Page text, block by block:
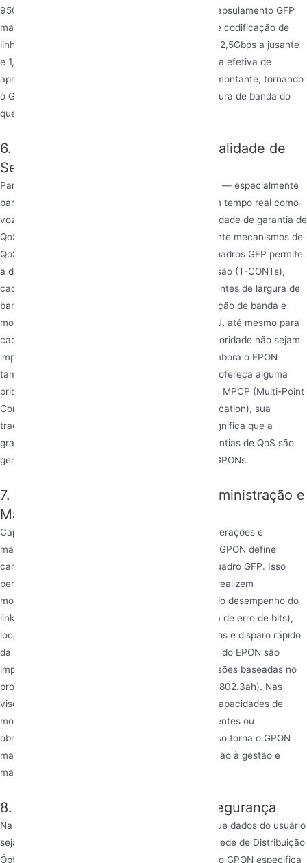
950Mbps. O GPON utiliza embaralhamento e encapsulamento GFP
mais eficientes, resultando em maior eficiência de codificação de
linha e menor sobrecarga. Suas taxas de linha de 2,5Gbps a jusante
e 1,25Gbps a montante fornecem largura de banda efetiva de
aproximadamente 2,2Gbps a jusante e 1,1Gbps a montante, tornando
o GPON significativamente mais eficiente em largura de banda do
que o EPON.
6. Mecanismos de Garantia de Qualidade de
Serviço (QoS)
Para cenários que exigem priorização de serviços — especialmente
para garantir o desempenho fluido de serviços em tempo real como
voz, jogos online e videoconferências — a capacidade de garantia de
QoS é fundamental. O GPON integra profundamente mecanismos de
QoS desde seu projeto inicial. Sua estrutura de quadros GFP permite
a definição de múltiplos Contêineres de Transmissão (T-CONTs),
cada um configurável com parâmetros independentes de largura de
banda e níveis de QoS. O OLT pode realizar alocação de banda e
modelagem de tráfego detalhadas para cada ONU, até mesmo para
cada T-CONT, garantindo que serviços de alta prioridade não sejam
impactados pelo tráfego de dados em rajadas. Embora o EPON
também gerencie a largura de banda upstream e ofereça alguma
priorização de serviços por meio dos mecanismos MPCP (Multi-Point
Control Protocol) e DBA (Dynamic Bandwidth Allocation), sua
tradição de "best-effort" baseada em Ethernet significa que a
granularidade, força e determinismo de suas garantias de QoS são
geralmente considerados mais fracos do que os GPONs.
7. Capacidades de Operações, Administração e
Manutenção (OAM)
Capacidades robustas de OAM são a base das operações e
manutenção de rede de nível operador. O padrão GPON define
campos OAM ricos embutidos no cabeçalho do quadro GFP. Isso
permite que sistemas de gerenciamento de rede realizem
monitoramento em tempo real de ponta a ponta do desempenho do
link de fibra (por exemplo, potência óptica ou taxa de erro de bits),
localização precisa de falhas, diagnósticos remotos e disparo rápido
da comutação de proteção. As capacidades OAM do EPON são
implementadas principalmente por meio de extensões baseadas no
protocolo Ethernet OAM extensível (por exemplo, 802.3ah). Nas
visões tradicionais, seu nível de padronização e capacidades de
monitoramento incorporadas não são tão abrangentes ou
obrigatórios quanto o suporte nativo do GPON. Isso torna o GPON
mais favorecido por grandes operadoras em relação à gestão e
manutenibilidade da rede.
8. Considerações de Design de Segurança
Na estrutura de rede ponto a multiponto, evitar que dados do usuário
sejam escutados por outros usuários na mesma Rede de Distribuição
Óptica (ODN) é uma questão importante. O padrão GPON especifica